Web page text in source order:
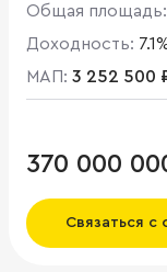
Общая площадь:
Доходность:
МАП: 3 252 500
370 000
Связаться